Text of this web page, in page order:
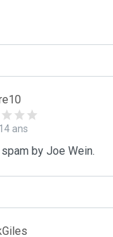
ans
by Joe Wein.